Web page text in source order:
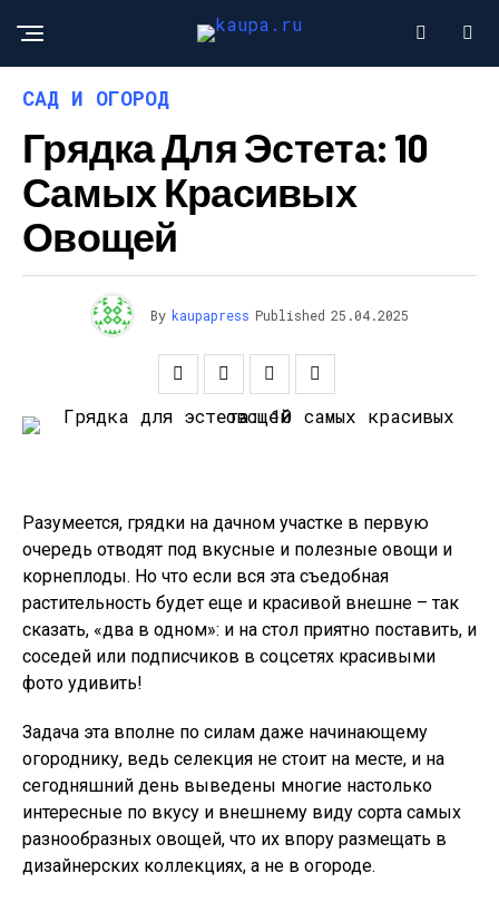
САД И ОГОРОД
Грядка Для Эстета: 10
Самых Красивых
Овощей
By kaupapress Published 25.04.2025
Разумеется, грядки на дачном участке в первую
очередь отводят под вкусные и полезные овощи и
корнеплоды. Но что если вся эта съедобная
растительность будет еще и красивой внешне – так
сказать, «два в одном»: и на стол приятно поставить, и
соседей или подписчиков в соцсетях красивыми
фото удивить!
Задача эта вполне по силам даже начинающему
огороднику, ведь селекция не стоит на месте, и на
сегодняшний день выведены многие настолько
интересные по вкусу и внешнему виду сорта самых
разнообразных овощей, что их впору размещать в
дизайнерских коллекциях, а не в огороде.